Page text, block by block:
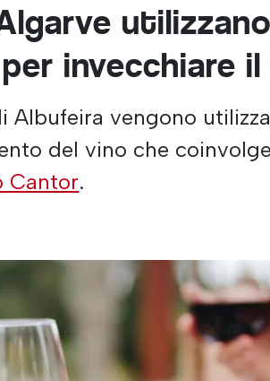
utilizzano
invecchiare
Albufeira vengono
del vino che coinvolge
Cantor.